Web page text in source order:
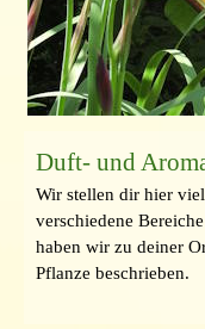
Duft- und
Wir stellen dir hier
verschiedene
haben wir zu deiner
Pflanze beschrieben.